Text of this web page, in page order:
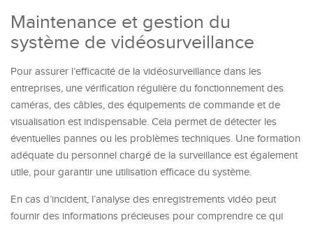
Maintenance et gestion du
système de vidéosurveillance
Pour assurer l’efficacité de la vidéosurveillance dans les
entreprises, une vérification régulière du fonctionnement des
caméras, des câbles, des équipements de commande et de
visualisation est indispensable. Cela permet de détecter les
éventuelles pannes ou les problèmes techniques. Une formation
adéquate du personnel chargé de la surveillance est également
utile, pour garantir une utilisation efficace du système.
En cas d’incident, l’analyse des enregistrements vidéo peut
fournir des informations précieuses pour comprendre ce qui